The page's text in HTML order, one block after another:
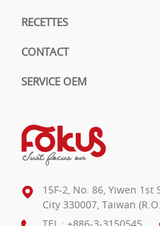
RECETTES
CONTACT
SERVICE OEM
15F-2, No. 86, Yiwen 1st
City 330007, Taiwan